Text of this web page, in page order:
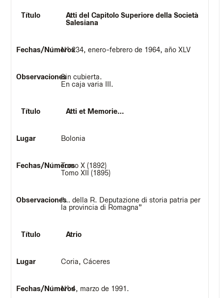
Atti del Capitolo Superiore della Società
Salesiana
Nº 234, enero-febrero de 1964, año XLV
Sin cubierta.
En caja varia III.
Atti et Memorie…
Bolonia
Tomo X (1892)
Tomo XII (1895)
“… della R. Deputazione di storia patria per
la provincia di Romagna”
Atrio
Coria, Cáceres
Nº 4, marzo de 1991.